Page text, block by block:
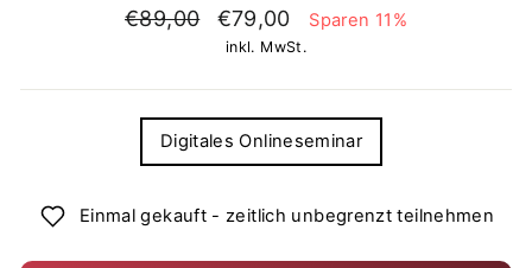
Normaler
€89,00 Sonderpreis
€79,00 Sparen 11%
inkl. MwSt.
Digitales Onlineseminar
Einmal gekauft - zeitlich unbegrenzt teilnehmen